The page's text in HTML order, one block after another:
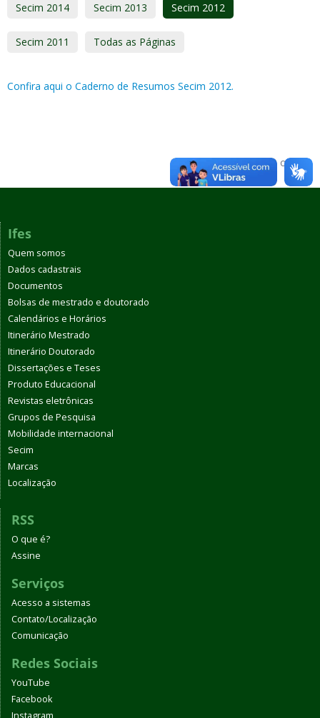
Secim 2014 Secim 2013 Secim 2012
Secim 2011 Todas as Páginas
Confira aqui o Caderno de Resumos Secim 2012.
Voltar para o topo
Ifes
Quem somos
Dados cadastrais
Documentos
Bolsas de mestrado e doutorado
Calendários e Horários
Itinerário Mestrado
Itinerário Doutorado
Dissertações e Teses
Produto Educacional
Revistas eletrônicas
Grupos de Pesquisa
Mobilidade internacional
Secim
Marcas
Localização
RSS
O que é?
Assine
Serviços
Acesso a sistemas
Contato/Localização
Comunicação
Redes Sociais
YouTube
Facebook